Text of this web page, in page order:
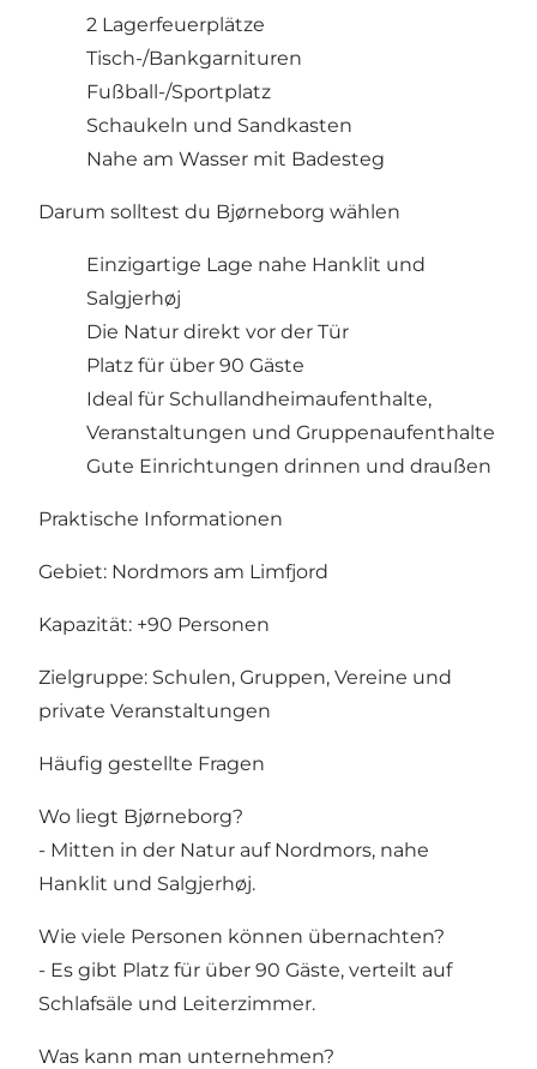
2 Lagerfeuerplätze
Tisch-/Bankgarnituren
Fußball-/Sportplatz
Schaukeln und Sandkasten
Nahe am Wasser mit Badesteg
Darum solltest du Bjørneborg wählen
Einzigartige Lage nahe Hanklit und
Salgjerhøj
Die Natur direkt vor der Tür
Platz für über 90 Gäste
Ideal für Schullandheimaufenthalte,
Veranstaltungen und Gruppenaufenthalte
Gute Einrichtungen drinnen und draußen
Praktische Informationen
Gebiet: Nordmors am Limfjord
Kapazität: +90 Personen
Zielgruppe: Schulen, Gruppen, Vereine und
private Veranstaltungen
Häufig gestellte Fragen
Wo liegt Bjørneborg?
- Mitten in der Natur auf Nordmors, nahe
Hanklit und Salgjerhøj.
Wie viele Personen können übernachten?
- Es gibt Platz für über 90 Gäste, verteilt auf
Schlafsäle und Leiterzimmer.
Was kann man unternehmen?